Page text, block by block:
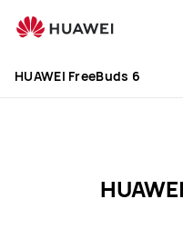
FreeBuds
Specification
HUAWEI FreeBuds 6